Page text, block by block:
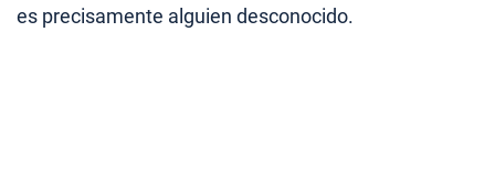
es precisamente alguien desconocido.